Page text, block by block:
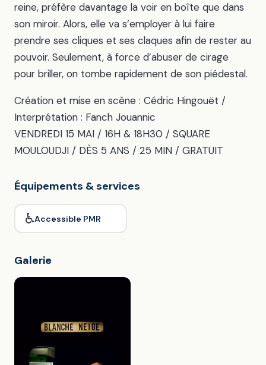
reine, préfère davantage la voir en boîte que dans
son miroir. Alors, elle va s’employer à lui faire
prendre ses cliques et ses claques afin de rester au
pouvoir. Seulement, à force d’abuser de cirage
pour briller, on tombe rapidement de son piédestal.
Création et mise en scène : Cédric Hingouët /
Interprétation : Fanch Jouannic
VENDREDI 15 MAI / 16H & 18H30 / SQUARE
MOULOUDJI / DÈS 5 ANS / 25 MIN / GRATUIT
Équipements & services
♿Accessible PMR
Galerie